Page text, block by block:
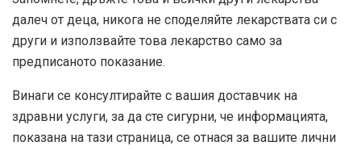
далеч от деца, никога не споделяйте лекарствата си с
други и използвайте това лекарство само за
предписаното показание.
Винаги се консултирайте с вашия доставчик на
здравни услуги, за да сте сигурни, че информацията,
показана на тази страница, се отнася за вашите лични